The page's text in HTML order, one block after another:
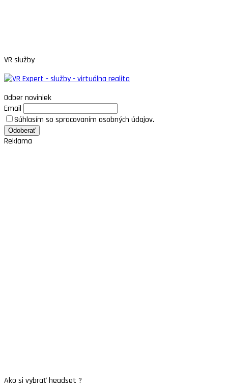
VR služby
Odber noviniek
Email
Súhlasím so spracovaním osobných údajov.
Reklama
Ako si vybrať headset ?